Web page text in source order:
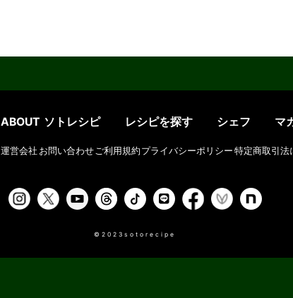
ABOUT ソトレシピ レシピを探す シェフ マ
運営会社 お問い合わせ ご利用規約 プライバシーポリシー 特定商取引法
©2023sotorecipe